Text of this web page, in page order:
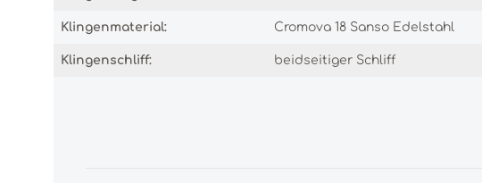
Klingenmaterial: Cromova 18 Sanso Edelstahl
Klingenschliff: beidseitiger Schliff